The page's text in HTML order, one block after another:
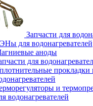
Запчасти для
для водонагревателей
аноды
для
прокладки
и
водонагревателей